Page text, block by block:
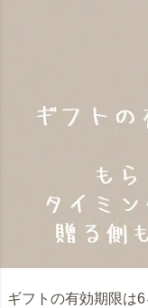
ギフトの有効期限は